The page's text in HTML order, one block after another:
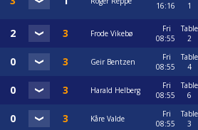
16:16
1
Frode Vikebø
Fri
08:55
Table
2
Geir Bentzen
Fri
08:55
Table
4
Harald Helberg
Fri
08:55
Table
6
Kåre Valde
Fri
08:55
Table
3